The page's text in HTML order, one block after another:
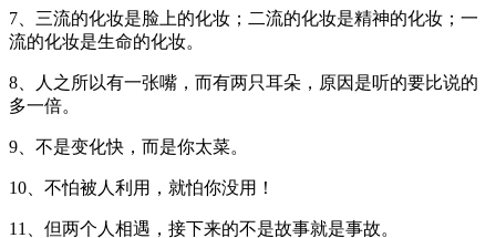
7、三流的化妆是脸上的化妆；二流的化妆是精神的化妆；一
流的化妆是生命的化妆。
8、人之所以有一张嘴，而有两只耳朵，原因是听的要比说的
多一倍。
9、不是变化快，而是你太菜。
10、不怕被人利用，就怕你没用！
11、但两个人相遇，接下来的不是故事就是事故。